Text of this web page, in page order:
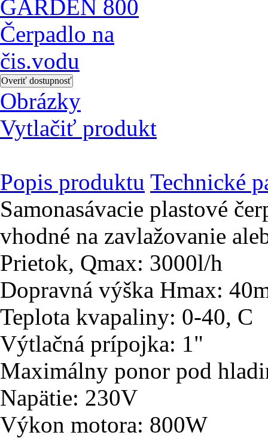
Obrázky
Vytlačiť produkt
Popis produktu Technické
Samonasávacie plastové
vhodné na zavlažovanie
Prietok, Qmax: 3000l/h
Dopravná výška Hmax:
Teplota kvapaliny: 0-40, C
Výtlačná prípojka: 1"
Maximálny ponor pod
Napätie: 230V
Výkon motora: 800W